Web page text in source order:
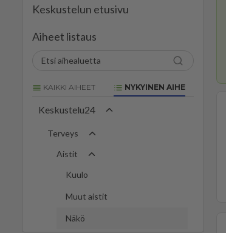
Keskustelun etusivu
Aiheet listaus
KAIKKI AIHEET NYKYINEN AIHE
Keskustelu24
Terveys
Aistit
Kuulo
Muut aistit
Näkö